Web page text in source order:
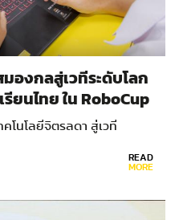
องกลสู่เวทีระดับโลก
ยนไทย ใน RoboCup
โนโลยีจิตรลดา สู่เวที
READ
MORE